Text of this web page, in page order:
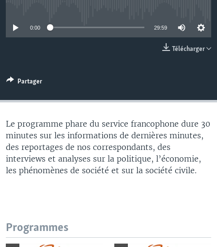
0:00 29:59
Télécharger
Partager
Le programme phare du service francophone dure 30
minutes sur les informations de dernières minutes,
des reportages de nos correspondants, des
interviews et analyses sur la politique, l’économie,
les phénomènes de société et sur la société civile.
Programmes